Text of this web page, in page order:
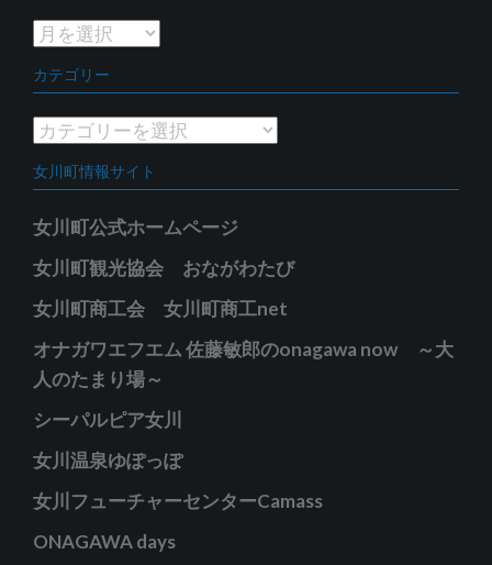
ア
カ
イ
ブ
カテゴリー
カ
テ
ゴ
リ
女川町情報サイト
女川町公式ホームページ
女川町観光協会 おながわたび
女川町商工会 女川町商工net
オナガワエフエム 佐藤敏郎のonagawa now ～大
人のたまり場～
シーパルピア女川
女川温泉ゆぽっぽ
女川フューチャーセンターCamass
ONAGAWA days